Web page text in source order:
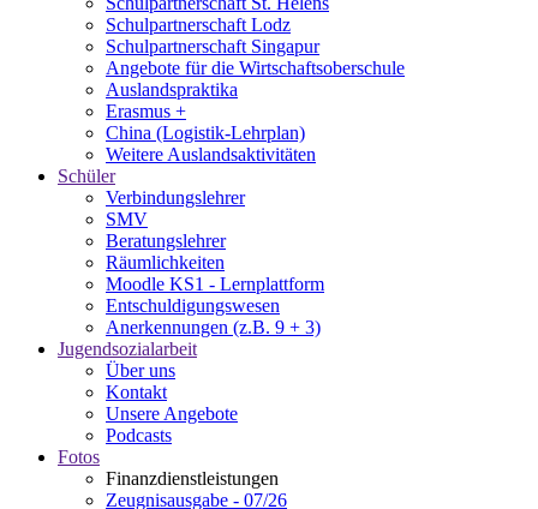
Schulpartnerschaft Lodz
Schulpartnerschaft Singapur
Angebote für die Wirtschaftsoberschule
Auslandspraktika
Erasmus +
China (Logistik-Lehrplan)
Weitere Auslandsaktivitäten
Schüler
Verbindungslehrer
SMV
Beratungslehrer
Räumlichkeiten
Moodle KS1 - Lernplattform
Entschuldigungswesen
Anerkennungen (z.B. 9 + 3)
Jugendsozialarbeit
Über uns
Kontakt
Unsere Angebote
Podcasts
Fotos
Finanzdienstleistungen
Zeugnisausgabe - 07/26